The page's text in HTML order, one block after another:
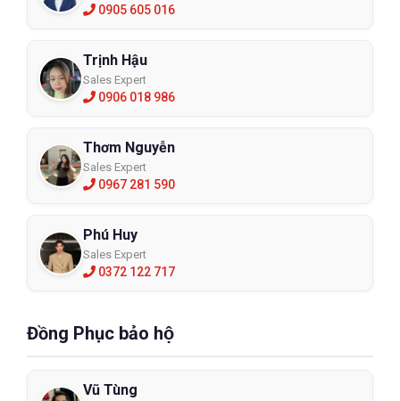
0905 605 016
Trịnh Hậu
Sales Expert
0906 018 986
Thơm Nguyễn
Sales Expert
0967 281 590
Phú Huy
Sales Expert
0372 122 717
Đồng Phục bảo hộ
Vũ Tùng